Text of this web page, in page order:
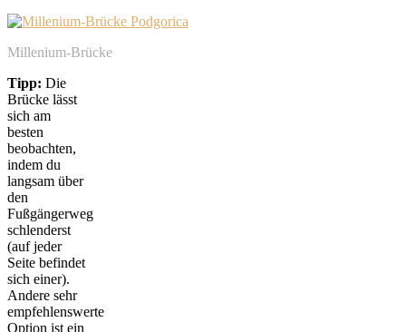
Millenium-Brücke
Tipp: Die
Brücke lässt
sich am
besten
beobachten,
indem du
langsam über
den
Fußgängerweg
schlenderst
(auf jeder
Seite befindet
sich einer).
Andere sehr
empfehlenswerte
Option ist ein